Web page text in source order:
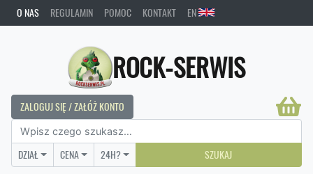
O NAS REGULAMIN POMOC KONTAKT EN
ROCK-SERWIS
ZALOGUJ SIĘ / ZAŁÓŻ KONTO
DZIAŁ CENA 24H? SZUKAJ